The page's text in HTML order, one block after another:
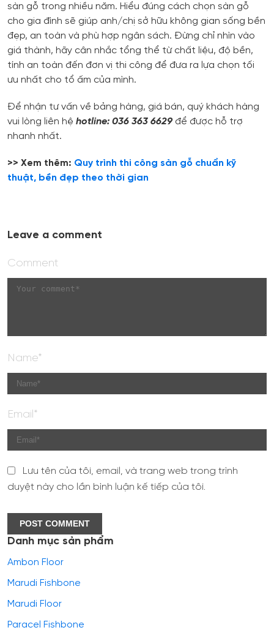
sàn gỗ trong nhiều năm. Hiểu đúng cách chọn sàn gỗ
cho gia đình sẽ giúp anh/chị sở hữu không gian sống bền
đẹp, an toàn và phù hợp ngân sách. Đừng chỉ nhìn vào
giá thành, hãy cân nhắc tổng thể từ chất liệu, độ bền,
tính an toàn đến đơn vị thi công để đưa ra lựa chọn tối
ưu nhất cho tổ ấm của mình.
Để nhận tư vấn về bảng hàng, giá bán, quý khách hàng
vui lòng liên hệ hotline: 036 363 6629 để được hỗ trợ
nhanh nhất.
>> Xem thêm: Quy trình thi công sàn gỗ chuẩn kỹ
thuật, bền đẹp theo thời gian
Leave a comment
Comment
Name*
Email*
Lưu tên của tôi, email, và trang web trong trình
duyệt này cho lần bình luận kế tiếp của tôi.
Danh mục sản phẩm
Ambon Floor
Marudi Fishbone
Marudi Floor
Paracel Fishbone